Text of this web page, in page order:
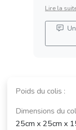
Poids du colis :
Dimensions du
25cm x 25cm x
Lire la